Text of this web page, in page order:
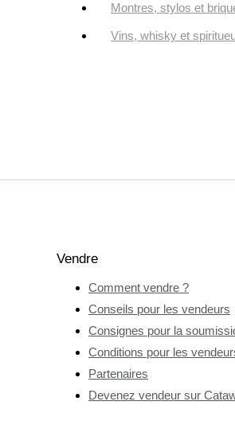
Montres, stylos et
Vins, whisky et
Vendre
Comment vendre ?
Conseils pour les vendeurs
Consignes pour la
Conditions pour les
Partenaires
Devenez vendeur sur